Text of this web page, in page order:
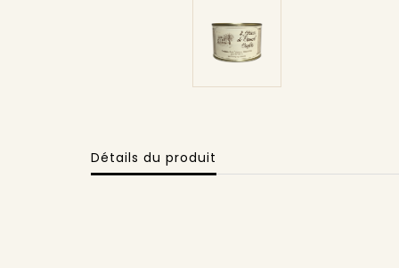
Détails du produit